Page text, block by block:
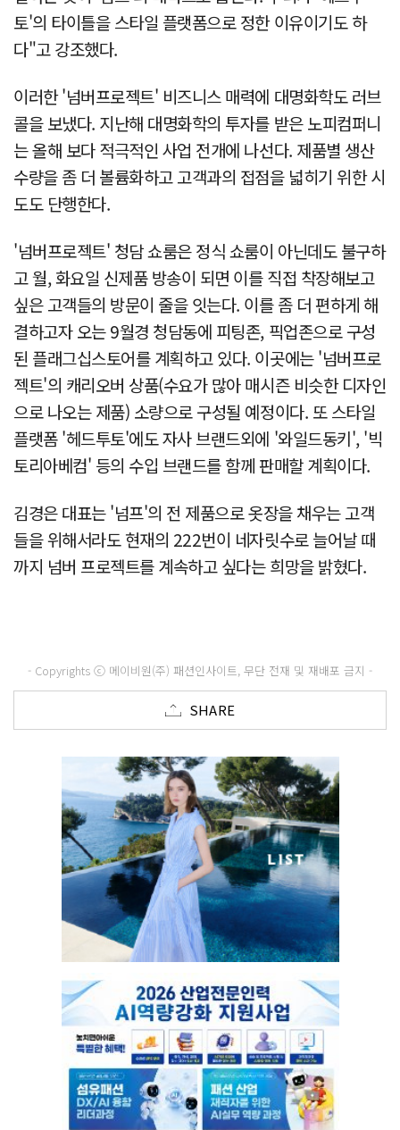
토'의 타이틀을 스타일 플랫폼으로 정한 이유이기도 하
다"고 강조했다.
이러한 '넘버프로젝트' 비즈니스 매력에 대명화학도 러브
콜을 보냈다. 지난해 대명화학의 투자를 받은 노피컴퍼니
는 올해 보다 적극적인 사업 전개에 나선다. 제품별 생산
수량을 좀 더 볼륨화하고 고객과의 접점을 넓히기 위한 시
도도 단행한다.
'넘버프로젝트' 청담 쇼룸은 정식 쇼룸이 아닌데도 불구하
고 월, 화요일 신제품 방송이 되면 이를 직접 착장해보고
싶은 고객들의 방문이 줄을 잇는다. 이를 좀 더 편하게 해
결하고자 오는 9월경 청담동에 피팅존, 픽업존으로 구성
된 플래그십스토어를 계획하고 있다. 이곳에는 '넘버프로
젝트'의 캐리오버 상품(수요가 많아 매시즌 비슷한 디자인
으로 나오는 제품) 소량으로 구성될 예정이다. 또 스타일
플랫폼 '헤드투토'에도 자사 브랜드외에 '와일드동키', '빅
토리아베컴' 등의 수입 브랜드를 함께 판매할 계획이다.
김경은 대표는 '넘프'의 전 제품으로 옷장을 채우는 고객
들을 위해서라도 현재의 222번이 네자릿수로 늘어날 때
까지 넘버 프로젝트를 계속하고 싶다는 희망을 밝혔다.
- Copyrights ⓒ 메이비원(주) 패션인사이트, 무단 전재 및 재배포 금지 -
SHARE